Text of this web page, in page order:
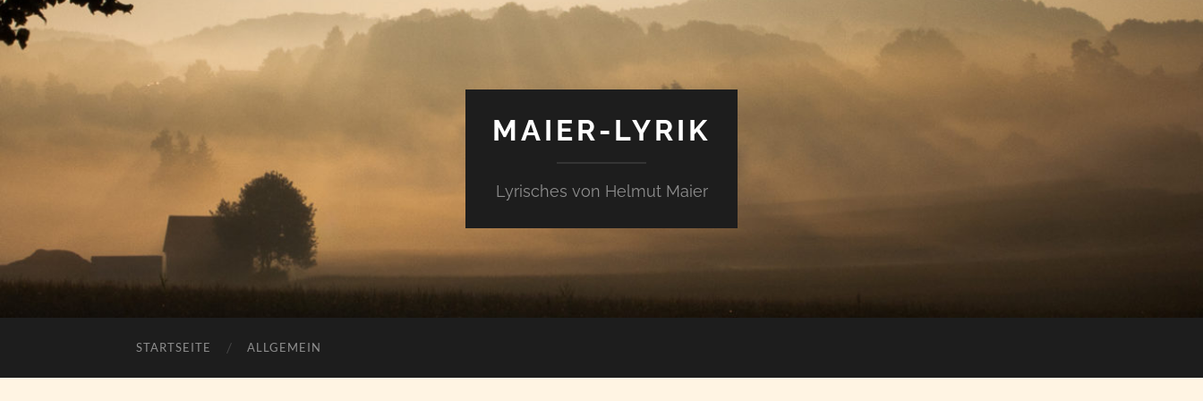
MAIER-LYRIK
Lyrisches von Helmut Maier
STARTSEITE ALLGEMEIN